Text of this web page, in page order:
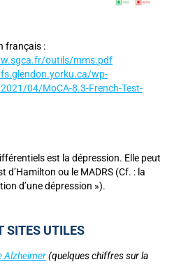
français :
outils/mms.pdf
wp-
04/MoCA-8.3-French-Test-
est la dépression. Elle peut
d’Hamilton ou le MADRS (Cf. : la
d’une dépression »).
SITES UTILES
Alzheimer(quelques chiffres sur la